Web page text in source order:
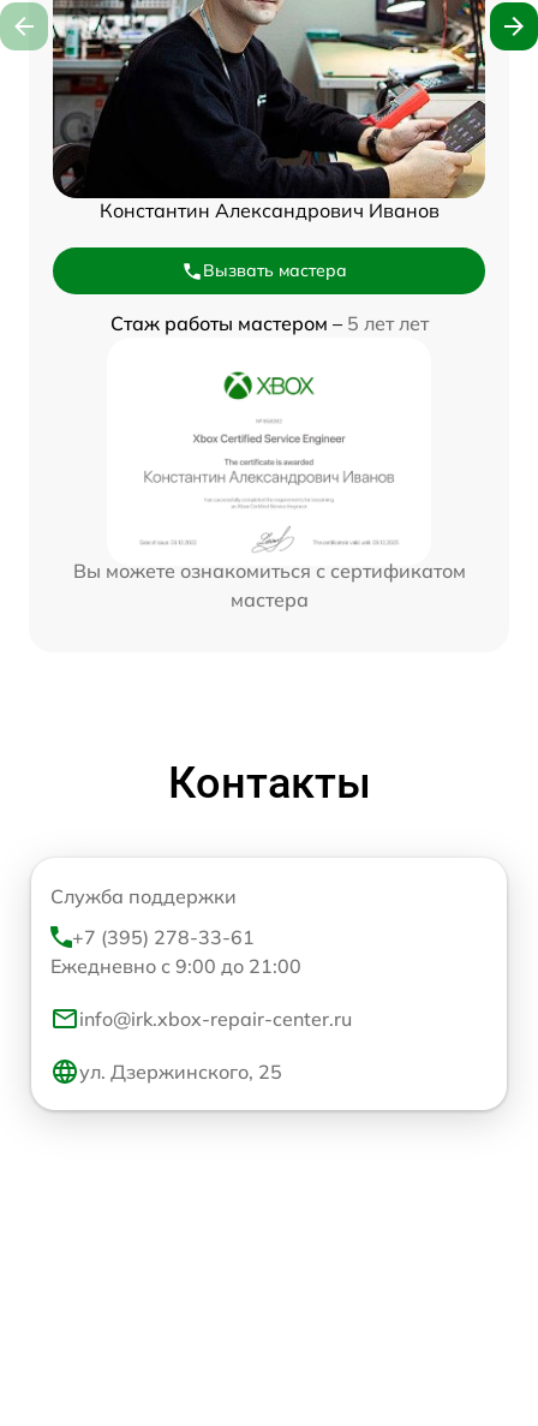
Константин Александрович Иванов
Вызвать мастера
Стаж работы мастером – 5 лет лет
Вы можете ознакомиться с сертификатом
мастера
Контакты
Служба поддержки
+7 (395) 278-33-61
Ежедневно с 9:00 до 21:00
info@irk.xbox-repair-center.ru
ул. Дзержинского, 25